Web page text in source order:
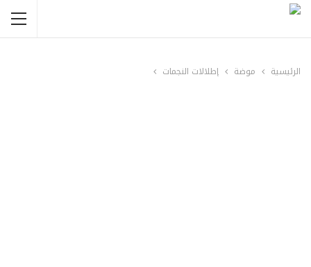
الرئيسية موضة إطلالات النجمات